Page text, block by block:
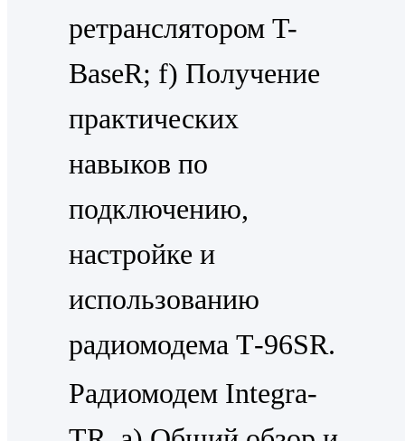
ретранслятором T-
BaseR; f) Получение
практических
навыков по
подключению,
настройке и
использованию
радиомодема Т-96SR.
Радиомодем Integra-